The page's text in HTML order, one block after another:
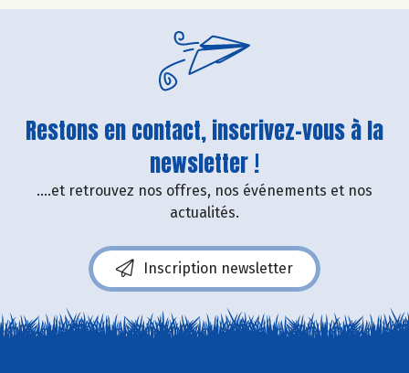
Restons en contact, inscrivez-vous à la
newsletter !
....et retrouvez nos offres, nos événements et nos
actualités.
Inscription newsletter